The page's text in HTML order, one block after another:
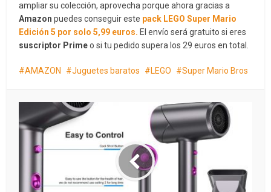
ampliar su colección, aprovecha porque ahora gracias a
Amazon puedes conseguir este pack LEGO Super Mario
Edición 5 por solo 5,99 euros. El envío será gratuito si eres
suscriptor Primeo si tu pedido supera los 29 euros en total.
AMAZON Juguetes baratos LEGO Super Mario Bros